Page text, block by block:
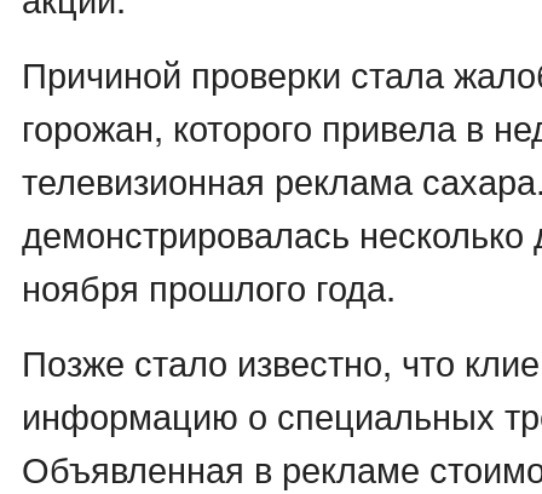
Причиной проверки стала
горожан, которого привела в
телевизионная реклама
демонстрировалась несколько
ноября прошлого года.
Позже стало известно, что
информацию о специальных
Объявленная в рекламе